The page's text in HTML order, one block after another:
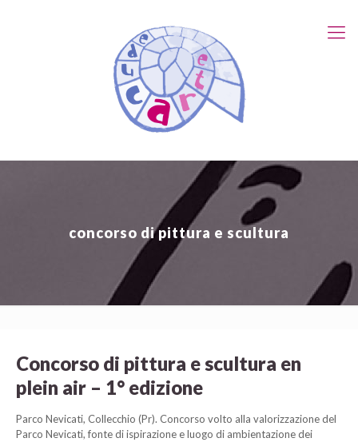
concorso di pittura e scultura
Concorso di pittura e scultura en
plein air – 1° edizione
Parco Nevicati, Collecchio (Pr). Concorso volto alla valorizzazione del
Parco Nevicati, fonte di ispirazione e luogo di ambientazione dei